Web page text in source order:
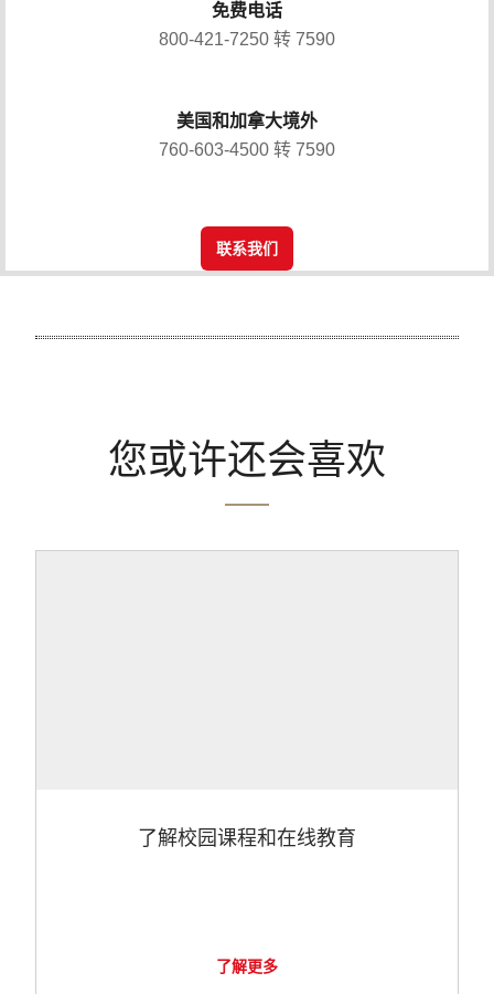
免费电话
800-421-7250 转 7590
美国和加拿大境外
760-603-4500 转 7590
联系我们
您或许还会喜欢
了解校园课程和在线教育
了解更多